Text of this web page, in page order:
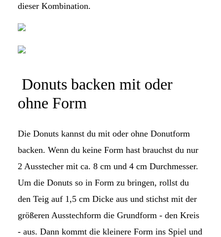
dieser Kombination.
Donuts backen mit oder
ohne Form
Die Donuts kannst du mit oder ohne Donutform
backen. Wenn du keine Form hast brauchst du nur
2 Ausstecher mit ca. 8 cm und 4 cm Durchmesser.
Um die Donuts so in Form zu bringen, rollst du
den Teig auf 1,5 cm Dicke aus und stichst mit der
größeren Ausstechform die Grundform - den Kreis
- aus. Dann kommt die kleinere Form ins Spiel und